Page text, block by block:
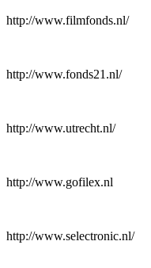
http://www.filmfonds.nl/
http://www.fonds21.nl/
http://www.utrecht.nl/
http://www.gofilex.nl
http://www.selectronic.nl/